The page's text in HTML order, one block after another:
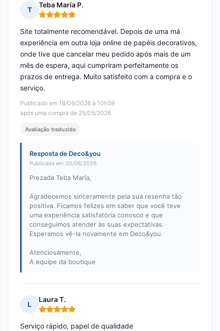
T
Teba María P.
Nota: 5 em 5
Publicado em 18/06/2026 à 10h59
após uma compra de 25/05/2026
Site totalmente recomendável. Depois de uma má
experiência em outra loja online de papéis decorativos,
onde tive que cancelar meu pedido após mais de um
mês de espera, aqui cumpriram perfeitamente os
prazos de entrega. Muito satisfeito com a compra e o
serviço.
Avaliação traduzida
Resposta de Deco&you
Publicada em 30/06/2026
Prezada Teba María,
Agradecemos sinceramente pela sua resenha tão
positiva. Ficamos felizes em saber que você teve
uma experiência satisfatória conosco e que
conseguimos atender às suas expectativas.
Esperamos vê-la novamente em Deco&you.
Atenciosamente,
A equipe da boutique
L
Laura T.
Nota: 5 em 5
Serviço rápido, papel de qualidade